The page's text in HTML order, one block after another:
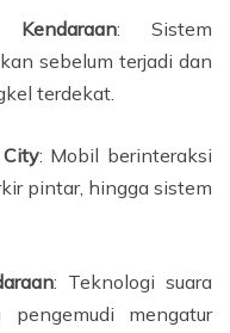
: Sistem
sebelum terjadi dan
terdekat.
: Mobil berinteraksi
pintar, hingga sistem
: Teknologi suara
mengatur